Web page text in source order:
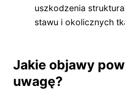
uszkodzenia
stawu i okolicznych
Jakie objawy
uwagę?